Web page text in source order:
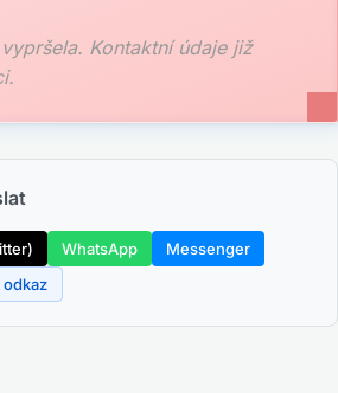
Kontaktní údaje již
WhatsApp
Messenger
odkaz